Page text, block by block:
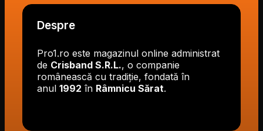
Despre
Pro1.ro este magazinul online administrat
de Crisband S.R.L., o companie
românească cu tradiție, fondată în
anul 1992 în Râmnicu Sărat.